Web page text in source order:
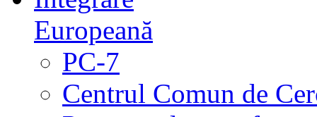
Europeană
PC-7
Centrul Comun de